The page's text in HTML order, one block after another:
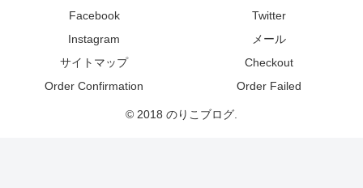
Facebook
Twitter
Instagram
メール
サイトマップ
Checkout
Order Confirmation
Order Failed
© 2018 のりこブログ.